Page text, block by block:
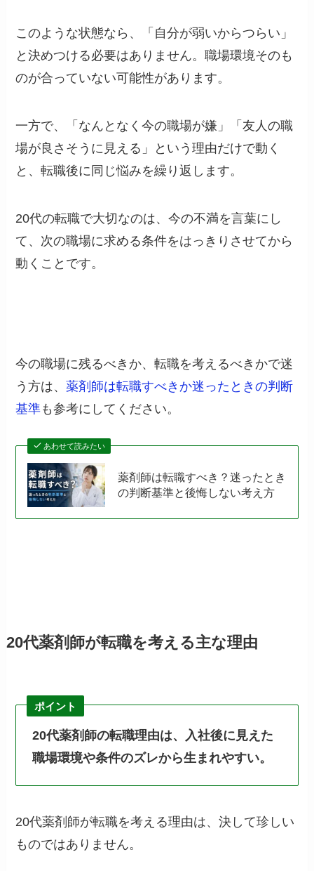
このような状態なら、「自分が弱いからつらい」
と決めつける必要はありません。職場環境そのも
のが合っていない可能性があります。
一方で、「なんとなく今の職場が嫌」「友人の職
場が良さそうに見える」という理由だけで動く
と、転職後に同じ悩みを繰り返します。
20代の転職で大切なのは、今の不満を言葉にし
て、次の職場に求める条件をはっきりさせてから
動くことです。
今の職場に残るべきか、転職を考えるべきかで迷
う方は、薬剤師は転職すべきか迷ったときの判断
基準も参考にしてください。
あわせて読みたい
薬剤師は転職すべき？迷ったとき
の判断基準と後悔しない考え方
20代薬剤師が転職を考える主な理由
ポイント
20代薬剤師の転職理由は、入社後に見えた
職場環境や条件のズレから生まれやすい。
20代薬剤師が転職を考える理由は、決して珍しい
ものではありません。